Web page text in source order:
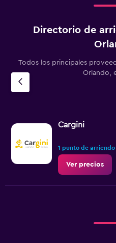
Directorio de
Todos los principales
Orlando,
Cargini
1 punto de arriendo
Ver precios